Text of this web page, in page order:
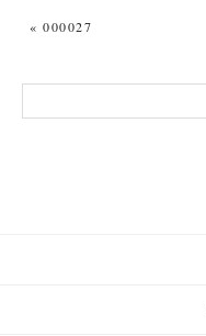
«000027